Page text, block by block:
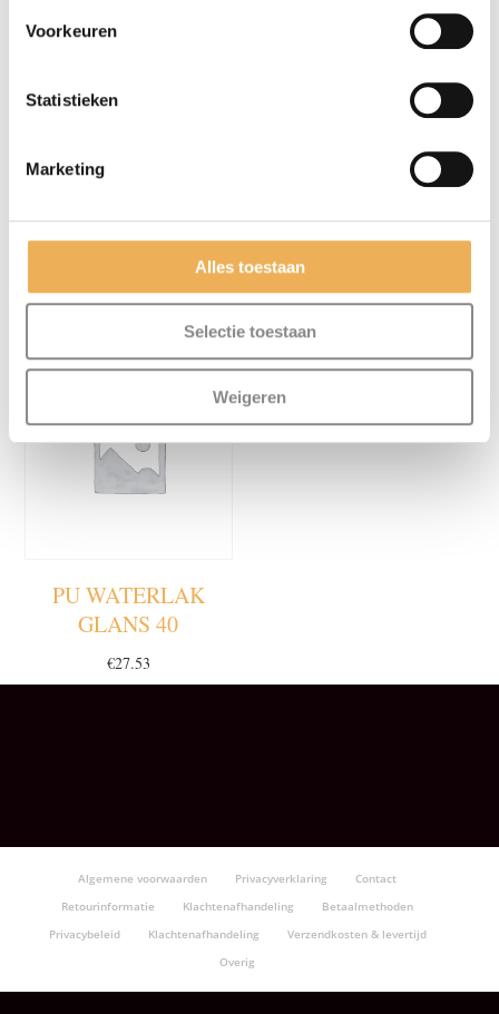
Voorkeuren
Statistieken
Marketing
Alles toestaan
Selectie toestaan
Weigeren
BLOEMVORMIG
€1.34
PU WATERLAK
GLANS 40
€27.53
Algemene voorwaarden Privacyverklaring
Contact
Retourinformatie
Klachtenafhandeling
Betaalmethoden
Privacybeleid
Klachtenafhandeling
Verzendkosten & levertijd
Overig